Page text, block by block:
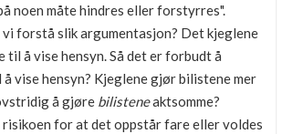
noen måte hindres eller forstyrres".
forstå slik argumentasjon? Det kjeglene
til å vise hensyn. Så det er forbudt å
vise hensyn? Kjeglene gjør bilistene mer
å gjøre bilisteneaktsomme?
for at det oppstår fare eller voldes